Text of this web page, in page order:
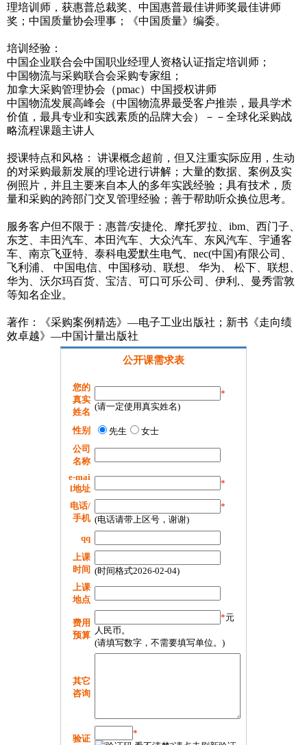
理培训师，获惠普总裁奖、中国惠普最佳讲师奖最佳讲师
奖；中国质量协会理事；《中国质量》编委。
培训经验：
中国企业联合会中国职业经理人资格认证指定培训师；
中国物流与采购联合会采购专家组；
加拿大采购管理协会（pmac）中国授权讲师
中国物流发展高峰会（中国物流界最受客户推崇，最具学术
价值，最具专业和实践素质的品牌大会）－－全球化采购战
略流程课题主讲人
授课特点和风格： 讲课概念超前，但又注重实际应用，生动
的对采购最新发展的理论进行讲解；大量的数据、案例及实
例照片，并且主要来自本人的多年实践经验；具有技术，质
量和采购的跨部门交叉管理经验；善于帮助听众换位思考。
服务客户但不限于：惠普/安捷伦、摩托罗拉、ibm、西门子、
东芝、丰田汽车、本田汽车、大众汽车、东风汽车、宇通客
车、南京飞亚特、泰科电爱默生电气、nec(中国)有限公司、
飞利浦、 中国电信、中国移动、联想、 华为、 松下、联想、
华为、沃尔玛百货、宝洁、可口可乐公司、伊利,、曼秀雷敦
等知名企业。
著作：《采购案例精选》—电子工业出版社；新书《走向绩
效卓越》—中国计量出版社
公开课需求表
您的
真实
姓名
*
(请一定使用真实姓名)
性别 先生
女士
公司
名称
e-mai
l地址
*
电话/
手机
*
(电话请带上区号，谢谢)
qq
上课
时间 (时间格式2026-02-04)
上课
地点
费用
预算
*元
人民币。
(请填写数字，不需要填写单位。)
其它
咨询
验证
*